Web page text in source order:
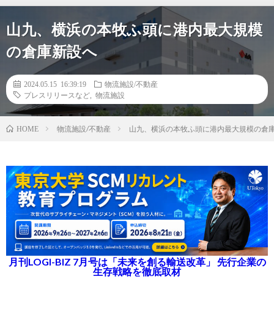
山九、横浜の本牧ふ頭に港内最大規模
の倉庫新設へ
2024.05.15 16:39:19
物流施設/不動産
プレスリリースなど
物流施設
HOME 物流施設/不動産 山九、横浜の本牧ふ頭に港内最大規模の倉
月刊LOGI-BIZ 7月号は「未来を創る輸送改革」 先行企業の
生存戦略を徹底取材